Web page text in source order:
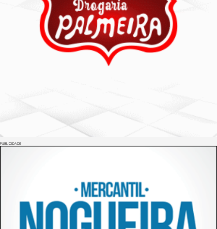
PUBLICIDADE